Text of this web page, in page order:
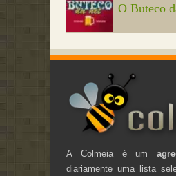
O Buteco
A Colmeia é um
diariamente uma lista